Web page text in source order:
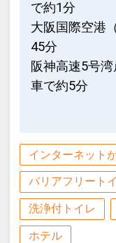
で約1分
大阪国際空港
45分
阪神高速5号
車で約5分
インターネット
バリアフリート
洗浄付トイレ
ホテル